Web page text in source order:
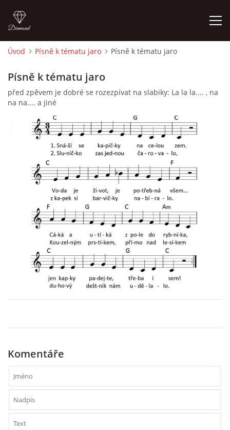
O MĚ
FOTOALBUM
DĚJINY VÝTVARNÉHO UMĚNÍ
NOVINKY ZE ŠKOLSTVÍ 2025
ROČNÍ PLÁN - INSPIRACE /DLE NOVÉHO RVP PV 2025
VZDĚLÁVACÍ BLOK ZÁŘÍ
VZDĚLÁVACÍ BLOK ŘÍJEN
VZDĚLÁVACÍ BLOK LEDEN
VZDĚLÁVACÍ BLOK ÚNOR
Úvod Písně k tématu jaro Písně k tématu jaro
Písně k tématu jaro
před zpěvem je dobré se rozezpívat na slabiky: La la la.... , na
na na.... a jiné
Komentáře